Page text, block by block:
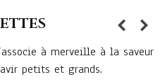
à merveille à la saveur
petits et grands.